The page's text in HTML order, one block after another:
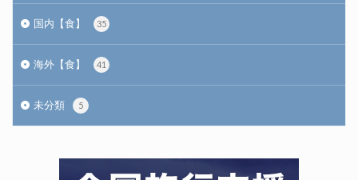
国内【食】 35
海外【食】 41
未分類 5